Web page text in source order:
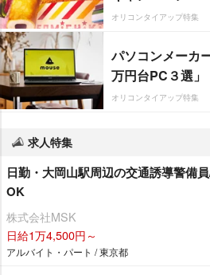
オリコンタイアップ特集
パソコンメーカ
万円台PC３選」
オリコンタイアップ特集
求人特集
日勤・大岡山駅周辺の交通誘導警備
OK
株式会社MSK
日給1万4,500円～
アルバイト・パート / 東京都